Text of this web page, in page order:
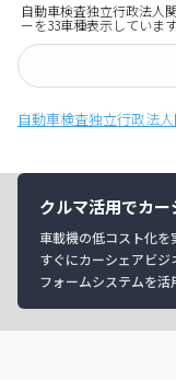
自動車検査独立行政法人
ーを33車種表示しています
自動車検査独立行政法
クルマ活用でカ
車載機の低コスト化を
すぐにカーシェアビ
フォームシステムを活